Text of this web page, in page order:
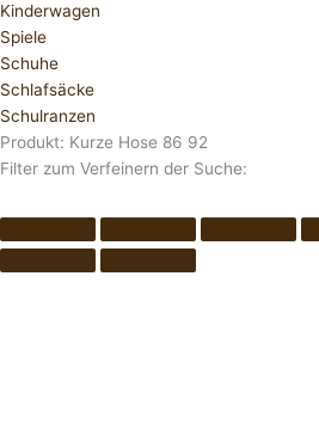
Kinderwagen
Spiele
Schuhe
Schlafsäcke
Schulranzen
Produkt: Kurze Hose 86 92
Filter zum Verfeinern der Suche: